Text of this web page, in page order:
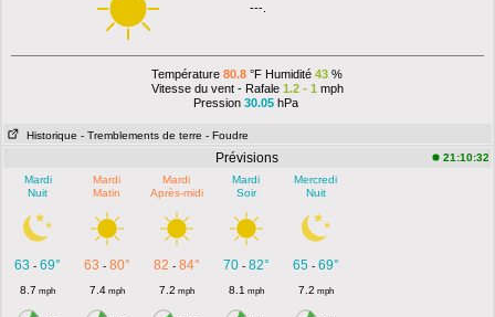
---.
Température80.8 °F Humidité43 %
Vitesse du vent - Rafale 1.2 - 1 mph
Pression 30.05hPa
Historique - Tremblements de terre - Foudre
Prévisions
21:10:32
Mardi
Nuit
Mardi
Matin
Mardi
Après-midi
Mardi
Soir
Mercredi
Nuit
63 -69° 63 - 80° 82 - 84° 70- 82° 65- 69°
8.7 mph 7.4mph 7.2 mph 8.1 mph 7.2 mph